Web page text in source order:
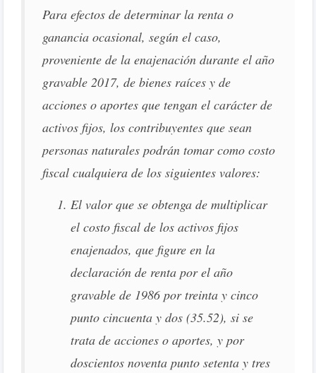
Para efectos de determinar la renta o
ganancia ocasional, según el caso,
proveniente de la enajenación durante el año
gravable 2017, de bienes raíces y de
acciones o aportes que tengan el carácter de
activos fijos, los contribuyentes que sean
personas naturales podrán tomar como costo
fiscal cualquiera de los siguientes valores:
El valor que se obtenga de multiplicar
el costo fiscal de los activos fijos
enajenados, que figure en la
declaración de renta por el año
gravable de 1986 por treinta y cinco
punto cincuenta y dos (35.52), si se
trata de acciones o aportes, y por
doscientos noventa punto setenta y tres